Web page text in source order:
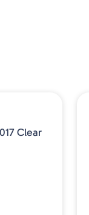
Clear